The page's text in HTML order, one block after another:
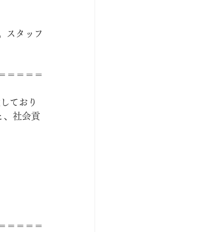
スタッフ
＝＝＝＝
ており
、社会貢
＝＝＝＝